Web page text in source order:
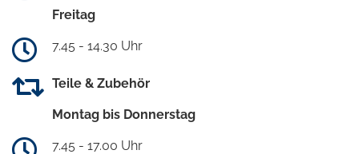
Freitag
7.45 - 14.30 Uhr
Teile & Zubehör
Montag bis Donnerstag
7.45 - 17.00 Uhr